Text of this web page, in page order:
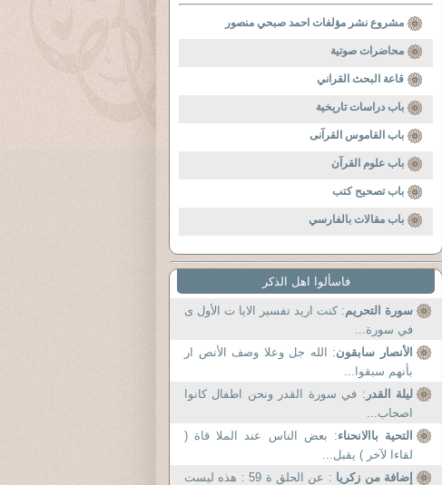
مشروع نشر مؤلفات احمد صبحي منصور
محاضرات صوتية
قاعة البحث القراني
باب دراسات تاريخية
باب القاموس القرآنى
باب علوم القرآن
باب تصحيح كتب
باب مقالات بالفارسي
فاسألوا اهل الذكر
سورة التحريم: كنت اريد تفسير الايا ت الأول ى
في سورة...
الأنصار سابقون: الله جل وعلا وصف الأنص ار
بأنهم سبقوا...
ليلة القدر : في سورة القدر ونحن اطفال كانوا
اصحاب...
التحية باالانحناء: بعض الناس عند الملا قاة (
لقاءا لآخر ) يقبل...
إضافة من زكريا
: عن الحلق ة 59 : هذه ليست